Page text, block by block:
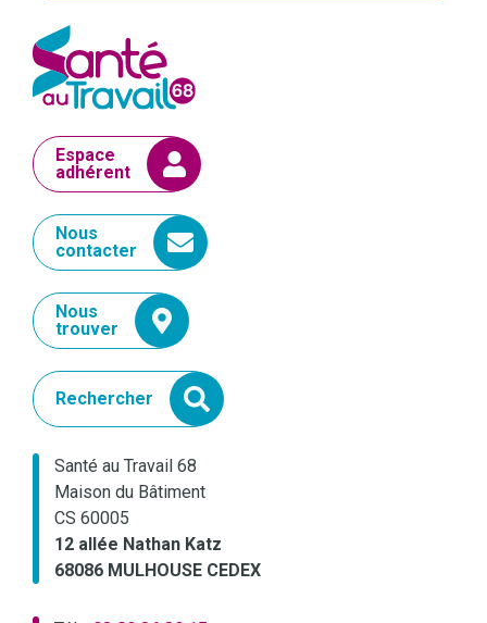
Espace
adhérent
Nous
contacter
Nous
trouver
Rechercher
Santé au Travail 68
Maison du Bâtiment
CS 60005
12 allée Nathan Katz
68086 MULHOUSE CEDEX